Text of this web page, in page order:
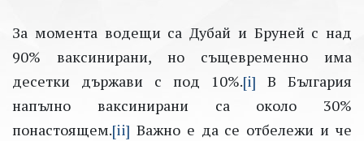
За момента водещи са Дубай и Бруней с над
90% ваксинирани, но същевременно има
десетки държави с под 10%.[i] В България
напълно ваксинирани са около 30%
понастоящем.[ii] Важно е да се отбележи и че